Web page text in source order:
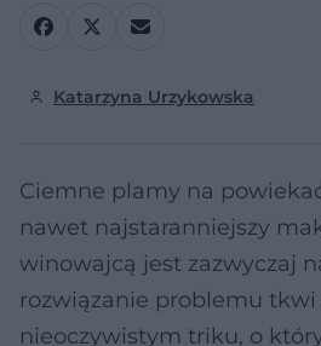
Katarzyna Urzykowska
Ciemne plamy na
nawet najstaranniejszy
winowajcą jest zazwyczaj
rozwiązanie problemu
nieoczywistym triku, o